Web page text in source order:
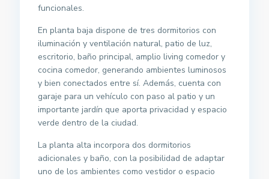
funcionales.
En planta baja dispone de tres dormitorios con
iluminación y ventilación natural, patio de luz,
escritorio, baño principal, amplio living comedor y
cocina comedor, generando ambientes luminosos
y bien conectados entre sí. Además, cuenta con
garaje para un vehículo con paso al patio y un
importante jardín que aporta privacidad y espacio
verde dentro de la ciudad.
La planta alta incorpora dos dormitorios
adicionales y baño, con la posibilidad de adaptar
uno de los ambientes como vestidor o espacio